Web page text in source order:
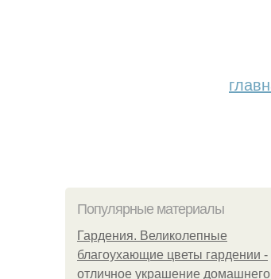
Популярные материалы
Гардения. Великолепные
благоухающие цветы гардении -
отличное украшение домашнего